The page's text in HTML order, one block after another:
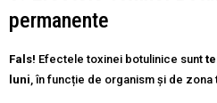
permanente
Fals! Efectele toxinei botulinice sunt
luni, în funcție de organism și de zona